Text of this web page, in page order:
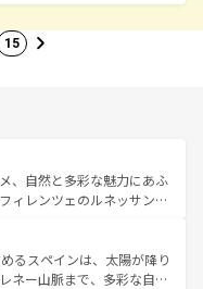
15
、自然と多彩な魅力にあふ
ィレンツェのルネッサンス
風景やアマルフィ海岸の絶
。観光の合間には、本場の
リア料理を堪能することも
るスペインは、太陽が降り
ネー山脈まで、多彩な自然